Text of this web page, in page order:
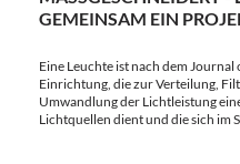
EMEINSAM EIN
Eine Leuchte ist nach dem Journal
Einrichtung, die zur Verteilung,
Umwandlung der Lichtleistung
Lichtquellen dient und die sich im